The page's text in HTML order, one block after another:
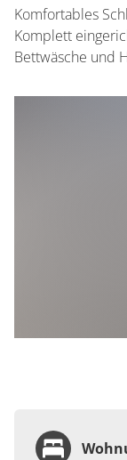
Komfortables
Komplett
Bettwäsche und